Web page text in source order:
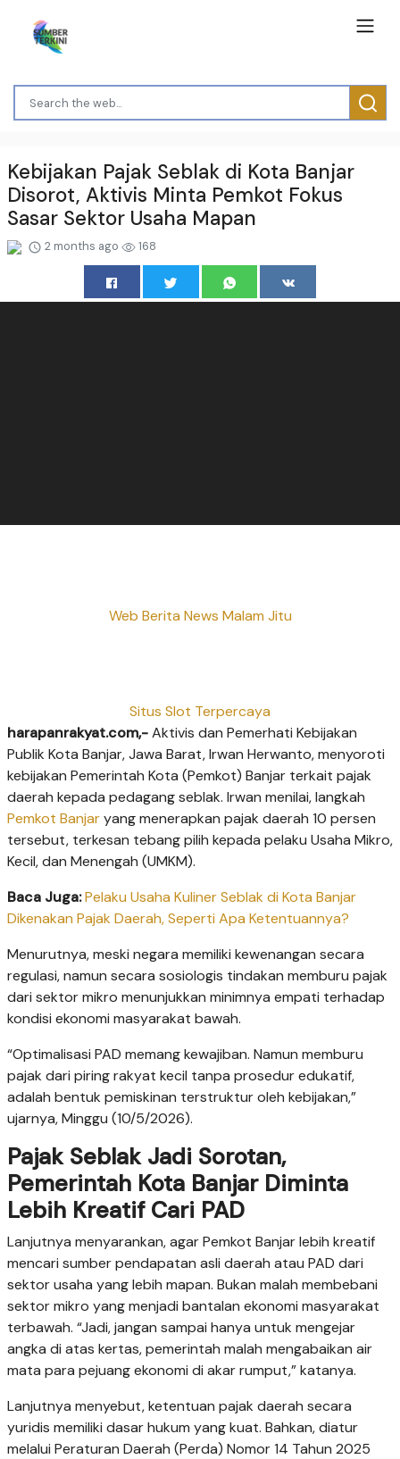
Kebijakan Pajak Seblak di Kota Banjar
Disorot, Aktivis Minta Pemkot Fokus
Sasar Sektor Usaha Mapan
2 months ago 168
Web Berita News Malam Jitu
Situs Slot Terpercaya
harapanrakyat.com,-Aktivis dan Pemerhati Kebijakan
Publik Kota Banjar, Jawa Barat, Irwan Herwanto, menyoroti
kebijakan Pemerintah Kota (Pemkot) Banjar terkait pajak
daerah kepada pedagang seblak. Irwan menilai, langkah
Pemkot Banjaryang menerapkan pajak daerah 10 persen
tersebut, terkesan tebang pilih kepada pelaku Usaha Mikro,
Kecil, dan Menengah (UMKM).
Baca Juga:Pelaku Usaha Kuliner Seblak di Kota Banjar
Dikenakan Pajak Daerah, Seperti Apa Ketentuannya?
Menurutnya, meski negara memiliki kewenangan secara
regulasi, namun secara sosiologis tindakan memburu pajak
dari sektor mikro menunjukkan minimnya empati terhadap
kondisi ekonomi masyarakat bawah.
“Optimalisasi PAD memang kewajiban. Namun memburu
pajak dari piring rakyat kecil tanpa prosedur edukatif,
adalah bentuk pemiskinan terstruktur oleh kebijakan,”
ujarnya, Minggu (10/5/2026).
Pajak Seblak Jadi Sorotan,
Pemerintah Kota Banjar Diminta
Lebih Kreatif Cari PAD
Lanjutnya menyarankan, agar Pemkot Banjar lebih kreatif
mencari sumber pendapatan asli daerah atau PAD dari
sektor usaha yang lebih mapan. Bukan malah membebani
sektor mikro yang menjadi bantalan ekonomi masyarakat
terbawah. “Jadi, jangan sampai hanya untuk mengejar
angka di atas kertas, pemerintah malah mengabaikan air
mata para pejuang ekonomi di akar rumput,” katanya.
Lanjutnya menyebut, ketentuan pajak daerah secara
yuridis memiliki dasar hukum yang kuat. Bahkan, diatur
melalui Peraturan Daerah (Perda) Nomor 14 Tahun 2025